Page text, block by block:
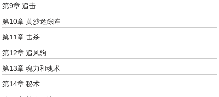
第9章 追击
第10章 黄沙迷踪阵
第11章 击杀
第12章 追风驹
第13章 魂力和魂术
第14章 秘术